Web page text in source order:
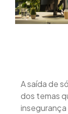
A saída de
dos temas